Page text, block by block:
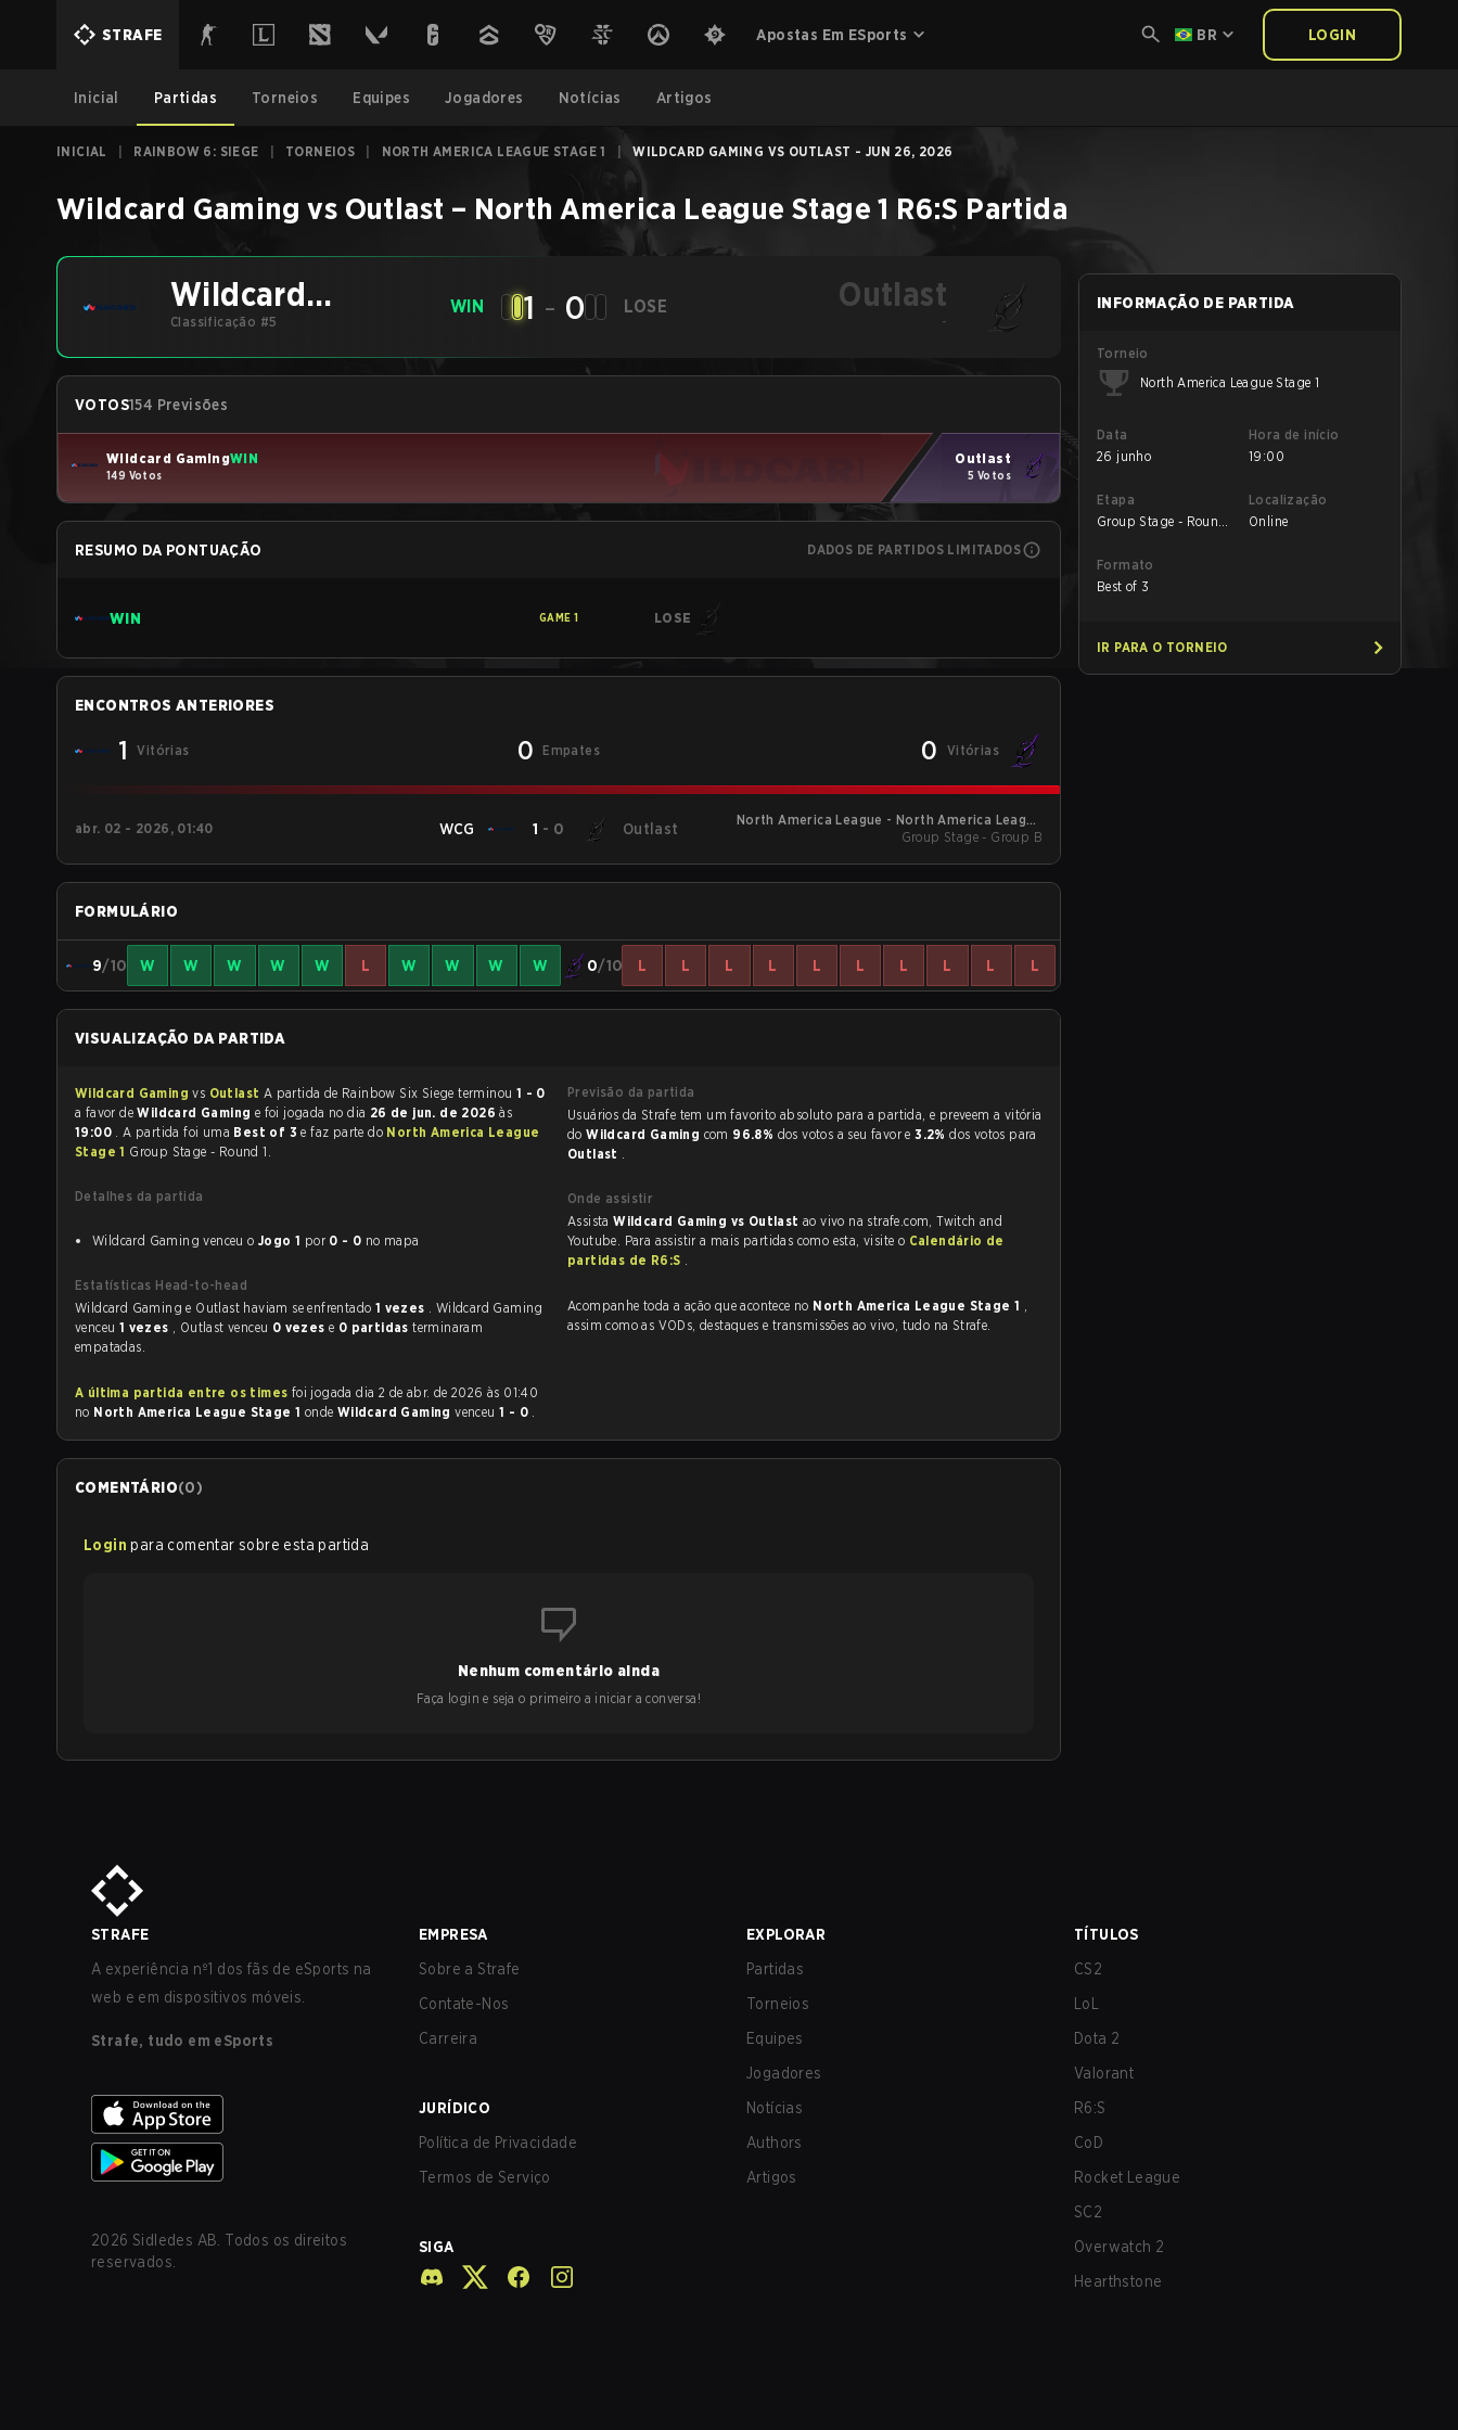
STRAFE Apostas Em ESports BR LOGIN
Inicial Partidas Torneios Equipes Jogadores Notícias Artigos
INICIAL RAINBOW 6: SIEGE TORNEIOS NORTH AMERICA LEAGUE STAGE 1 WILDCARD GAMING VS OUTLAST - JUN 26, 2026
Wildcard Gaming vs Outlast – North America League Stage 1 R6:S Partida
Wildcard
Gaming
Classificação #5
WIN 1 - 0 LOSE Outlast
-
VOTOS154 Previsões
Wildcard GamingWIN
149 Votos
Outlast
5 Votos
RESUMO DA PONTUAÇÃO DADOS DE PARTIDOS LIMITADOS
WIN GAME 1 LOSE
ENCONTROS ANTERIORES
1 Vitórias 0 Empates 0 Vitórias
abr. 02 - 2026, 01:40 WCG 1 - 0 Outlast
North America League - North America League
Kickoff
Group Stage - Group B
FORMULÁRIO
9/10 W W W W W L W W W W 0/10 L L L L L L L L L L
VISUALIZAÇÃO DA PARTIDA
Wildcard Gamingvs Outlast A partida de Rainbow Six Siege terminou 1 - 0
a favor deWildcard Gaming e foi jogada no dia 26 de jun. de 2026às
19:00 . A partida foi uma Best of 3e faz parte do North America League
Stage 1 Group Stage - Round 1.
Detalhes da partida
Wildcard Gaming venceu o Jogo 1 por 0 - 0 no mapa
Estatísticas Head-to-head
Wildcard Gaming e Outlast haviam se enfrentado 1 vezes . Wildcard Gaming
venceu 1 vezes , Outlast venceu 0 vezes e 0 partidasterminaram
empatadas.
A última partida entre os times
no North America League Stage 1 onde Wildcard Gamingvenceu 1 - 0 .
Previsão da partida
Usuários da Strafe tem um favorito absoluto para a partida, e preveem a vitória
doWildcard Gaming com 96.8% dos votos a seu favor e3.2%dos votos para
Outlast .
Onde assistir
AssistaWildcard Gaming vs Outlast ao vivo na strafe.com, Twitch and
Youtube. Para assistir a mais partidas como esta, visite o Calendário de
partidas de R6:S .
Acompanhe toda a ação que acontece no North America League Stage 1 ,
assim como as VODs, destaques e transmissões ao vivo, tudo na Strafe.
COMENTÁRIO(0)
Login para comentar sobre esta partida
Nenhum comentário ainda
Faça login e seja o primeiro a iniciar a conversa!
INFORMAÇÃO DE PARTIDA
Torneio
North America League Stage 1
Data
26 junho
Hora de início
19:00
Etapa
Group Stage - Round
Localização
Online
Formato
Best of 3
IR PARA O TORNEIO
STRAFE
A experiência nº1 dos fãs de eSports na
web e em dispositivos móveis.
Strafe, tudo em eSports
2026 Sidledes AB. Todos os direitos
reservados.
EMPRESA
Sobre a Strafe
Contate-Nos
Carreira
JURÍDICO
Política de Privacidade
Termos de Serviço
SIGA
EXPLORAR
Partidas
Torneios
Equipes
Jogadores
Notícias
Authors
Artigos
TÍTULOS
CS2
LoL
Dota 2
Valorant
R6:S
CoD
Rocket League
SC2
Overwatch 2
Hearthstone